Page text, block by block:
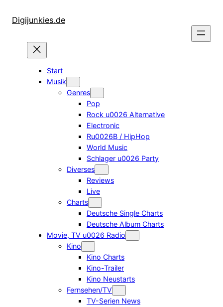
InhaltDigijunkies.de
Start
Musik
Genres
Pop
Rock u0026 Alternative
Electronic
Ru0026B / HipHop
World Music
Schlager u0026 Party
Diverses
Reviews
Live
Charts
Deutsche Single Charts
Deutsche Album Charts
Movie, TV u0026 Radio
Kino
Kino Charts
Kino-Trailer
Kino Neustarts
Fernsehen/TV
TV-Serien News